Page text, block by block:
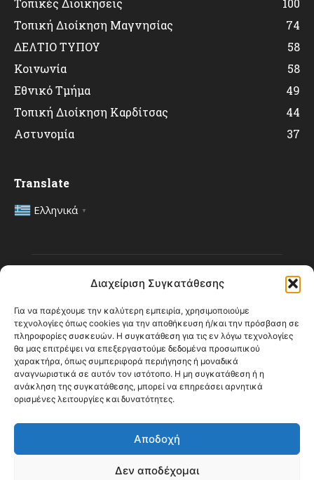
Διαχείριση Συγκατάθεσης
Για να παρέχουμε την καλύτερη εμπειρία, χρησιμοποιούμε
τεχνολογίες όπως cookies για την αποθήκευση ή/και την πρόσβαση σε
πληροφορίες συσκευών. Η συγκατάθεση για τις εν λόγω τεχνολογίες
θα μας επιτρέψει να επεξεργαστούμε δεδομένα προσωπικού
χαρακτήρα, όπως συμπεριφορά περιήγησης ή μοναδικά
αναγνωριστικά σε αυτόν τον ιστότοπο. Η μη συγκατάθεση ή η
ανάκληση της συγκατάθεσης, μπορεί να επηρεάσει αρνητικά
ορισμένες λειτουργίες και δυνατότητες.
Αποδοχή
Δεν αποδέχομαι
Τοπικές Διοικήσεις
100
Τοπική Διοίκηση Μαγνησίας
74
ΔΕΛΤΙΟ ΤΥΠΟΥ
58
Κοινωνία
58
Εθνικό Τμήμα
49
Τοπική Διοίκηση Καρδίτσας
44
Αστυνομία
37
Translate
Ελληνικά ▼
ΣΧΕΤΙΚΆ ΜΕ ΕΜΆΣ
ΑΚΟΛΟΥΘΗΣΕ ΜΑΣ